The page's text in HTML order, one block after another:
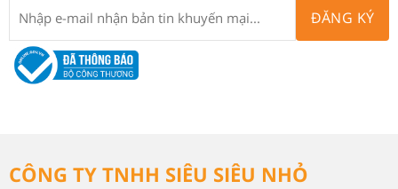
ĐĂNG KÝ
CÔNG TY TNHH SIÊU SIÊU NHỎ